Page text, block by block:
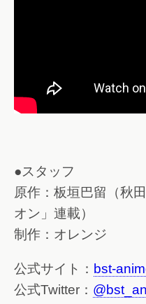
●スタッフ
原作：板垣巴留（秋
オン」連載）
制作：オレンジ
公式サイト： bst-
公式Twitter：